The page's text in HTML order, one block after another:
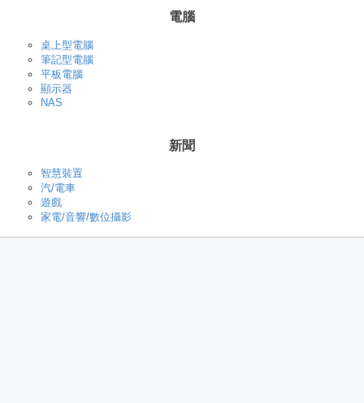
電腦
桌上型電腦
筆記型電腦
平板電腦
顯示器
NAS
新聞
智慧裝置
汽/電車
遊戲
家電/音響/數位攝影